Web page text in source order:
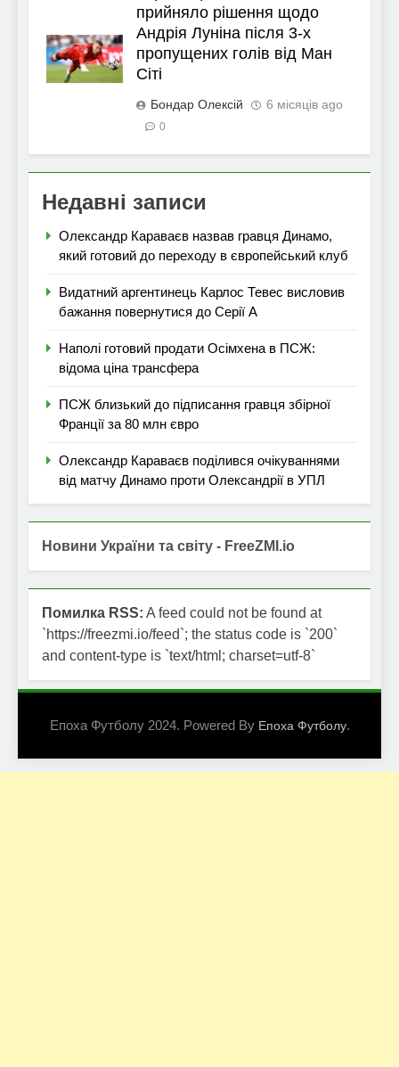
прийняло рішення щодо
Андрія Луніна після 3-х
пропущених голів від Ман
Сіті
Бондар Олексій 6 місяців ago
0
Недавні записи
Олександр Караваєв назвав гравця Динамо,
який готовий до переходу в європейський клуб
Видатний аргентинець Карлос Тевес висловив
бажання повернутися до Серії А
Наполі готовий продати Осімхена в ПСЖ:
відома ціна трансфера
ПСЖ близький до підписання гравця збірної
Франції за 80 млн євро
Олександр Караваєв поділився очікуваннями
від матчу Динамо проти Олександрії в УПЛ
Новини України та світу - FreeZMI.io
Помилка RSS: A feed could not be found at
`https://freezmi.io/feed`; the status code is `200`
and content-type is `text/html; charset=utf-8`
Епоха Футболу 2024. Powered By Епоха Футболу.